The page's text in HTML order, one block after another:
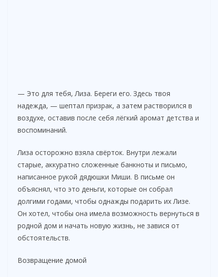
— Это для тебя, Лиза. Береги его. Здесь твоя
надежда, — шептал призрак, а затем растворился в
воздухе, оставив после себя лёгкий аромат детства и
воспоминаний.
Лиза осторожно взяла свёрток. Внутри лежали
старые, аккуратно сложенные банкноты и письмо,
написанное рукой дядюшки Миши. В письме он
объяснял, что это деньги, которые он собрал
долгими годами, чтобы однажды подарить их Лизе.
Он хотел, чтобы она имела возможность вернуться в
родной дом и начать новую жизнь, не завися от
обстоятельств.
Возвращение домой